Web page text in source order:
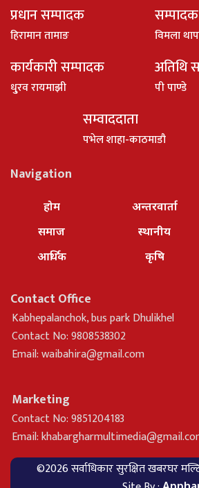
प्रधान सम्पादक
हिरामान तामाङ
सम्पादक
विमला
कार्यकारी सम्पादक
धु्रव रायमाझी
अतिथि
पी पाण्डे
सम्वाददाता
पभेल शाहा-काठमाडौ
Navigation
होम
समाज
आर्थिक
अन्तरवार्ता
स्थानीय
कृषि
Contact Office
Kabhepalanchok, bus park Dhulikhel
Contact No: 9808538302
Email:waibahira@gmail.com
Marketing
Contact No: 9851204183
Email:
©2026 सर्वाधिकार सुरक्षित खबरघर